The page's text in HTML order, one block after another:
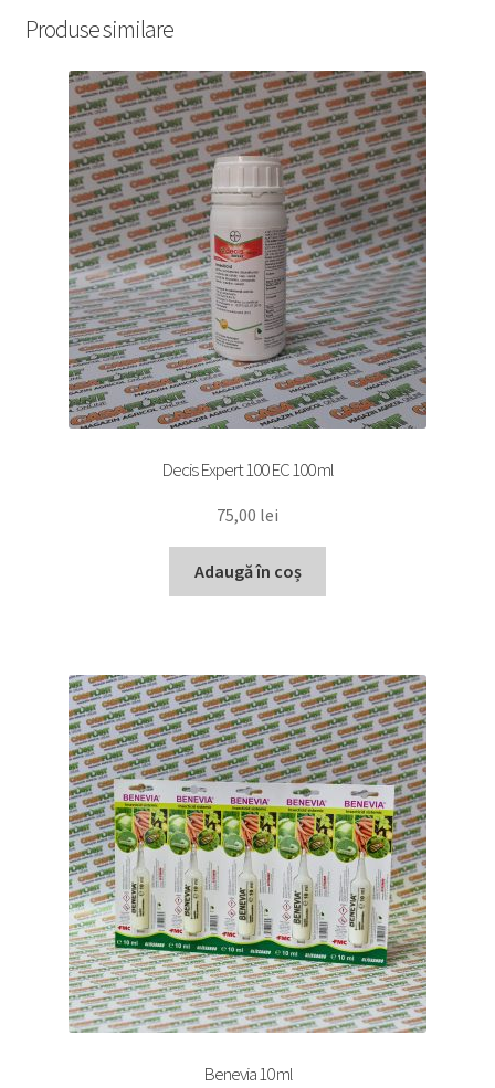
Produse similare
Decis Expert 100 EC 100 ml
75,00 lei
Adaugă în coș
Benevia 10 ml